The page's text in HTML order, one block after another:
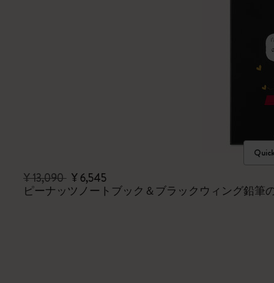
¥ 13,090 ¥ 6,545
ピーナッツノートブック＆ブラックウィング鉛筆